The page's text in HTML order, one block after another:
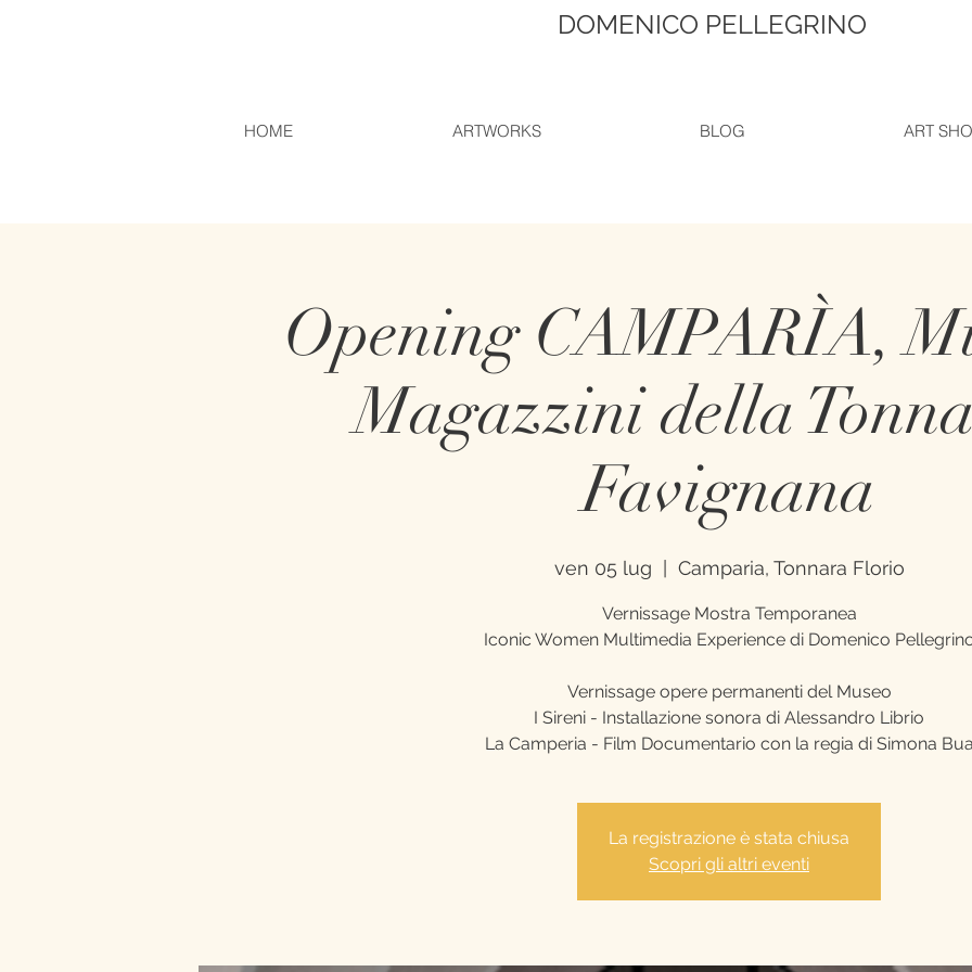
DOMENICO PELLEGRINO
HOME ARTWORKS BLOG ART
Opening CAMPARÌA,
Magazzini della
Favignana
ven 05 lug Camparia, Tonnara Florio
Vernissage Mostra Temporanea
Iconic Women Multimedia Experience di Domenico
Vernissage opere permanenti del Museo
I Sireni - Installazione sonora di Alessandro Librio
La Camperia - Film Documentario con la regia di Simona
La registrazione è stata chiusa
Scopri gli altri eventi